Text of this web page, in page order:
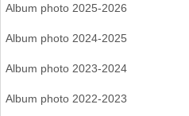
Album photo 2025-2026
Album photo 2024-2025
Album photo 2023-2024
Album photo 2022-2023